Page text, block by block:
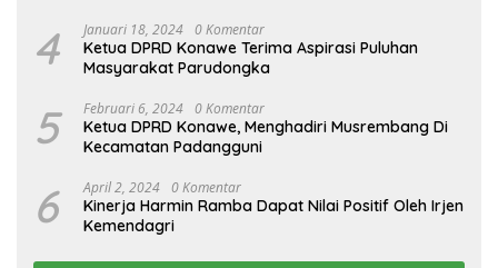
4 Januari 18, 2024 0 Komentar
Ketua DPRD Konawe Terima Aspirasi Puluhan
Masyarakat Parudongka
5 Februari 6, 2024 0 Komentar
Ketua DPRD Konawe, Menghadiri Musrembang Di
Kecamatan Padangguni
6 April 2, 2024 0 Komentar
Kinerja Harmin Ramba Dapat Nilai Positif Oleh Irjen
Kemendagri